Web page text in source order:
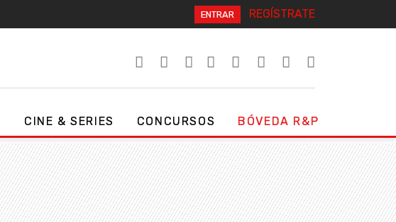
ENTRAR REGÍSTRATE
CINE & SERIES CONCURSOS BÓVEDA R&P